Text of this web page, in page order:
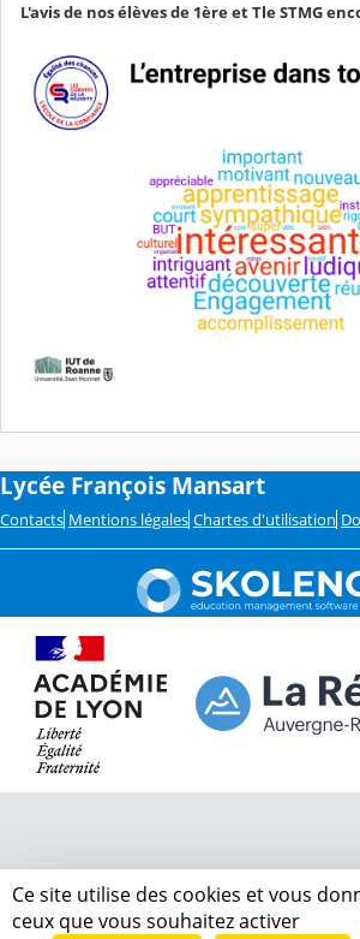
L'avis de nos élèves de 1ère et Tle STMG
Lycée François Mansart
Contacts Mentions légales Chartes d'utilisation
Ce site utilise des cookies et vous
ceux que vous souhaitez activer